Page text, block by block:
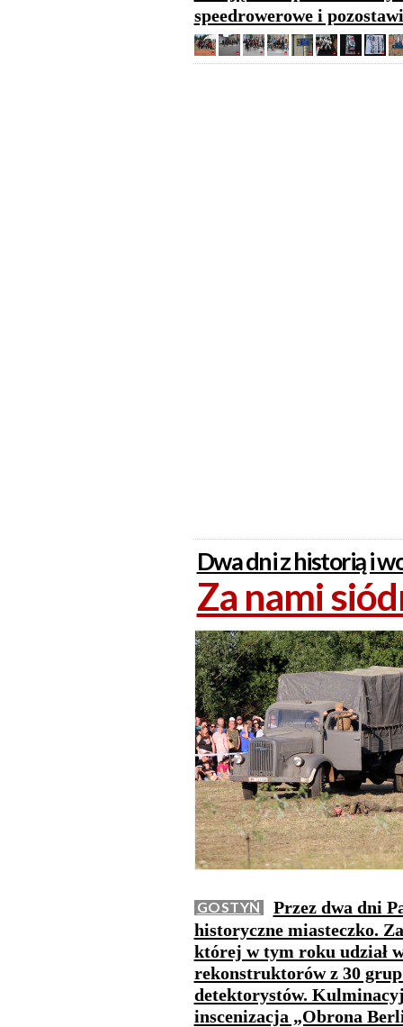
speedrowerowe i
Dwa dni z historią i
Za nami
GOSTYŃ
Przez dwa dni
historyczne miasteczko.
której w tym roku udział
rekonstruktorów z 30
detektorystów.
inscenizacja „Obrona